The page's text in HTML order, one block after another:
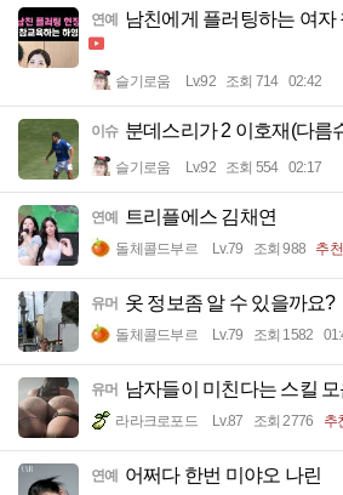
연예 남친에게 플러팅하는 여자
슬기로움 Lv.92 조회 714 02:42
이슈 분데스리가 2 이호재(다름
슬기로움 Lv.92 조회 554 02:17
연예 트리플에스 김채연
돌체콜드부르 Lv.79 조회 988 추
유머 옷 정보좀 알 수 있을까요?
돌체콜드부르 Lv.79 조회 1582
유머 남자들이 미친다는 스킬 모
라라크로포드 Lv.87 조회 2776 추
연예 어쩌다 한번 미야오 나린